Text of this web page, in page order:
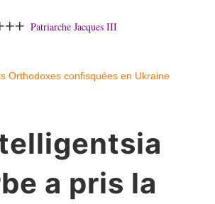
Patriarche Jacques III
a pris la